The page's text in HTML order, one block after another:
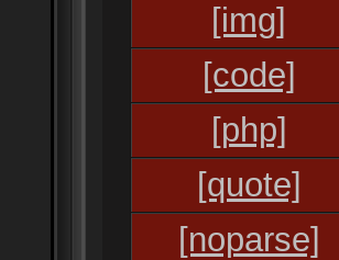
[img]
[code]
[php]
[quote]
[noparse]